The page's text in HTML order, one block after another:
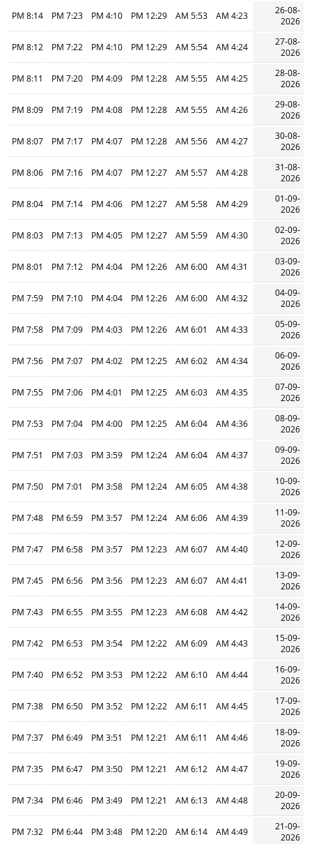
26-08-
2026
4:23 AM
5:53 AM
12:29 PM
4:10 PM
7:23 PM
8:14 PM
27-08-
2026
4:24 AM
5:54 AM
12:29 PM
4:10 PM
7:22 PM
8:12 PM
28-08-
2026
4:25 AM
5:55 AM
12:28 PM
4:09 PM
7:20 PM
8:11 PM
29-08-
2026
4:26 AM
5:55 AM
12:28 PM
4:08 PM
7:19 PM
8:09 PM
30-08-
2026
4:27 AM
5:56 AM
12:28 PM
4:07 PM
7:17 PM
8:07 PM
31-08-
2026
4:28 AM
5:57 AM
12:27 PM
4:07 PM
7:16 PM
8:06 PM
01-09-
2026
4:29 AM
5:58 AM
12:27 PM
4:06 PM
7:14 PM
8:04 PM
02-09-
2026
4:30 AM
5:59 AM
12:27 PM
4:05 PM
7:13 PM
8:03 PM
03-09-
2026
4:31 AM
6:00 AM
12:26 PM
4:04 PM
7:12 PM
8:01 PM
04-09-
2026
4:32 AM
6:00 AM
12:26 PM
4:04 PM
7:10 PM
7:59 PM
05-09-
2026
4:33 AM
6:01 AM
12:26 PM
4:03 PM
7:09 PM
7:58 PM
06-09-
2026
4:34 AM
6:02 AM
12:25 PM
4:02 PM
7:07 PM
7:56 PM
07-09-
2026
4:35 AM
6:03 AM
12:25 PM
4:01 PM
7:06 PM
7:55 PM
08-09-
2026
4:36 AM
6:04 AM
12:25 PM
4:00 PM
7:04 PM
7:53 PM
09-09-
2026
4:37 AM
6:04 AM
12:24 PM
3:59 PM
7:03 PM
7:51 PM
10-09-
2026
4:38 AM
6:05 AM
12:24 PM
3:58 PM
7:01 PM
7:50 PM
11-09-
2026
4:39 AM
6:06 AM
12:24 PM
3:57 PM
6:59 PM
7:48 PM
12-09-
2026
4:40 AM
6:07 AM
12:23 PM
3:57 PM
6:58 PM
7:47 PM
13-09-
2026
4:41 AM
6:07 AM
12:23 PM
3:56 PM
6:56 PM
7:45 PM
14-09-
2026
4:42 AM
6:08 AM
12:23 PM
3:55 PM
6:55 PM
7:43 PM
15-09-
2026
4:43 AM
6:09 AM
12:22 PM
3:54 PM
6:53 PM
7:42 PM
16-09-
2026
4:44 AM
6:10 AM
12:22 PM
3:53 PM
6:52 PM
7:40 PM
17-09-
2026
4:45 AM
6:11 AM
12:22 PM
3:52 PM
6:50 PM
7:38 PM
18-09-
2026
4:46 AM
6:11 AM
12:21 PM
3:51 PM
6:49 PM
7:37 PM
19-09-
2026
4:47 AM
6:12 AM
12:21 PM
3:50 PM
6:47 PM
7:35 PM
20-09-
2026
4:48 AM
6:13 AM
12:21 PM
3:49 PM
6:46 PM
7:34 PM
21-09-
2026
4:49 AM
6:14 AM
12:20 PM
3:48 PM
6:44 PM
7:32 PM